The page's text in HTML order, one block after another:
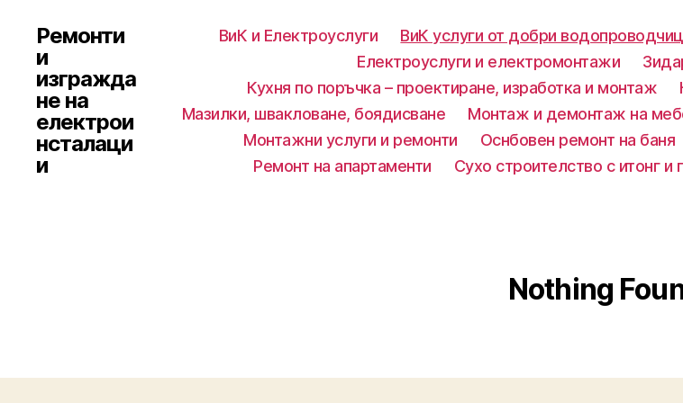
Ремонти
и
изгражда
не на
електрои
нсталаци
и
ВиК и Електроуслуги ВиК услуги от добри
Електроуслуги и електромонтажи
Кухня по поръчка – проектиране, изработка и монтаж
Мазилки, швакловане, боядисване
Монтаж и демонтаж на
Монтажни услуги и ремонти
Оснбовен ремонт на баня
Ремонт на апартаменти
Сухо строителство с итонг и
Nothing